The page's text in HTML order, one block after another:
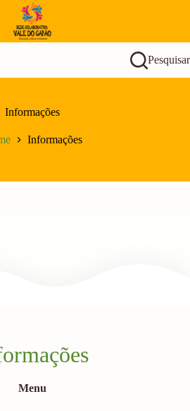
Pesquisar
Informações
Informações
Menu